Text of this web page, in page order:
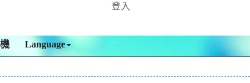
登入
Language